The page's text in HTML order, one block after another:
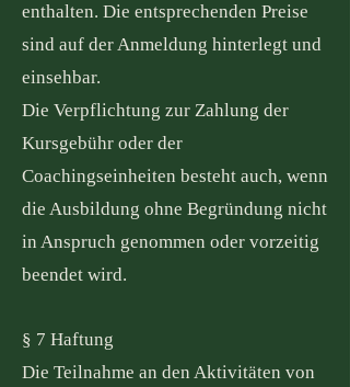
enthalten. Die entsprechenden Preise
sind auf der Anmeldung hinterlegt und
einsehbar.
Die Verpflichtung zur Zahlung der
Kursgebühr oder der
Coachingseinheiten besteht auch, wenn
die Ausbildung ohne Begründung nicht
in Anspruch genommen oder vorzeitig
beendet wird.
§ 7 Haftung
Die Teilnahme an den Aktivitäten von